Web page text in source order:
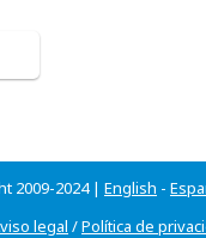
2009-2024 | English -
legal /Política de